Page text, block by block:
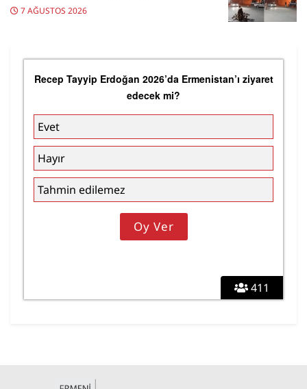
7 AĞUSTOS 2026
411
Recep Tayyip Erdoğan 2026’da Ermenistan’ı ziyaret
edecek mi?
Evet
Hayır
Tahmin edilemez